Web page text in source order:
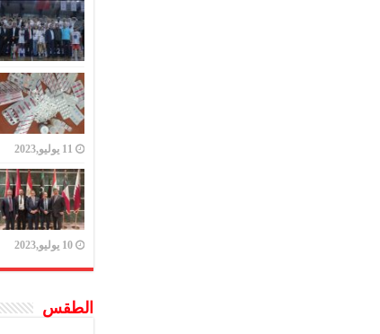
11 يوليو,2023
10 يوليو,2023
الطقس